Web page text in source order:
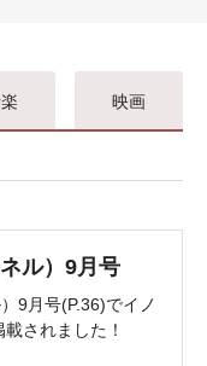
t
映画
ル）9月号
9月号(P.36)でイノ
されました！